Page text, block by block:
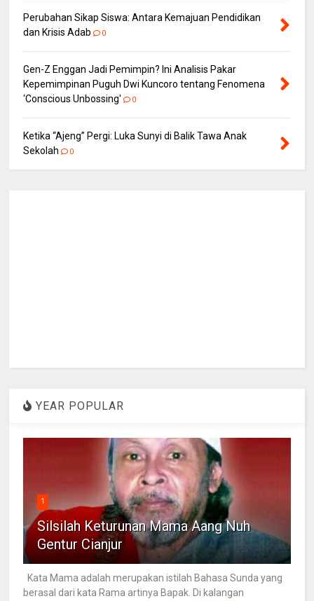
Perubahan Sikap Siswa: Antara Kemajuan Pendidikan
dan Krisis Adab
0
Gen-Z Enggan Jadi Pemimpin? Ini Analisis Pakar
Kepemimpinan Puguh Dwi Kuncoro tentang Fenomena
‘Conscious Unbossing'
0
Ketika “Ajeng” Pergi: Luka Sunyi di Balik Tawa Anak
Sekolah
0
YEAR POPULAR
1
Silsilah Keturunan Mama Aang Nuh
Gentur Cianjur
Kata Mama adalah merupakan istilah Bahasa Sunda yang
berasal dari kata Rama artinya Bapak. Di kalangan